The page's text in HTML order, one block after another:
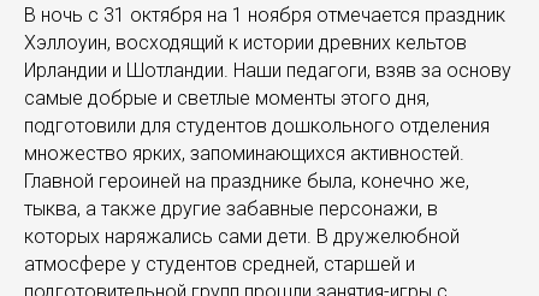
В ночь с 31 октября на 1 ноября отмечается праздник
Хэллоуин, восходящий к истории древних кельтов
Ирландии и Шотландии. Наши педагоги, взяв за основу
самые добрые и светлые моменты этого дня,
подготовили для студентов дошкольного отделения
множество ярких, запоминающихся активностей.
Главной героиней на празднике была, конечно же,
тыква, а также другие забавные персонажи, в
которых наряжались сами дети. В дружелюбной
атмосфере у студентов средней, старшей и